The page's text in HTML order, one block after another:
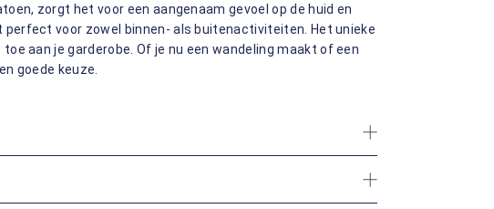
zorgt het voor een aangenaam gevoel op de huid en
perfect voor zowel binnen- als buitenactiviteiten. Het unieke
aan je garderobe. Of je nu een wandeling maakt of een
goede keuze.